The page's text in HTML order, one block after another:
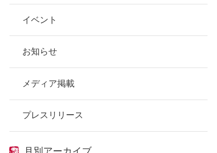
イベント
お知らせ
メディア掲載
プレスリリース